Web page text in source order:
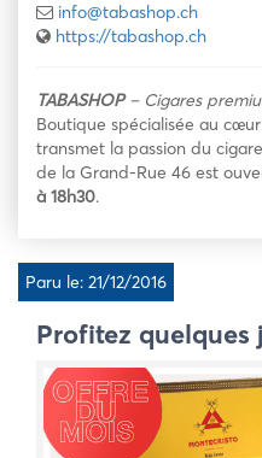
info@tabashop.ch
https://tabashop.ch
TABASHOP– Cigares
Boutique spécialisée au
transmet la passion du
de la Grand-Rue 46 est
à 18h30.
Paru le: 21/12/2016
Profitez